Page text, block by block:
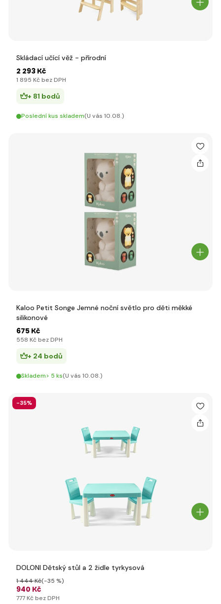
Skládací učící věž - přírodní
2 293 Kč
1 895 Kč bez DPH
+ 81 bodů
Poslední kus skladem(U vás 10.08.)
Kaloo Petit Songe Jemné noční světlo pro děti měkké
silikonové
675 Kč
558 Kč bez DPH
+ 24 bodů
Skladem> 5 ks(U vás 10.08.)
-35%
DOLONI Dětský stůl a 2 židle tyrkysová
940 Kč
1 444 Kč(-35 %)
777 Kč bez DPH